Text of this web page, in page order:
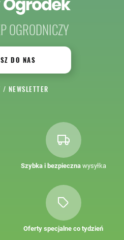
OGRODNICZY
DO NAS
/ NEWSLETTER
Szybka i bezpiecznawysyłka
Oferty specjalne co tydzień